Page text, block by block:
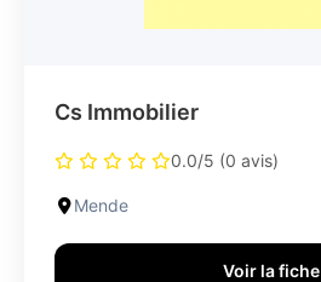
Cs Immobilier
0.0/5 (0 avis)
Mende
Voir la fiche